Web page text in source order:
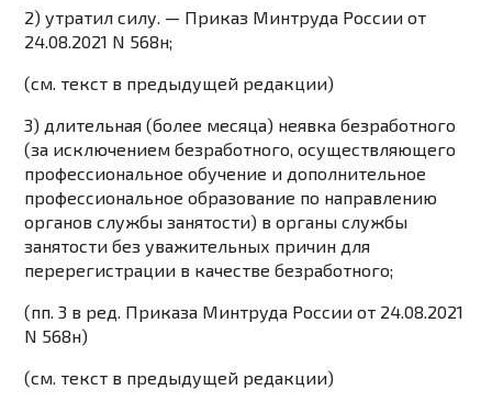
2) утратил силу. — Приказ Минтруда России от
24.08.2021 N 568н;
(см. текст в предыдущей редакции)
3) длительная (более месяца) неявка безработного
(за исключением безработного, осуществляющего
профессиональное обучение и дополнительное
профессиональное образование по направлению
органов службы занятости) в органы службы
занятости без уважительных причин для
перерегистрации в качестве безработного;
(пп. 3 в ред. Приказа Минтруда России от 24.08.2021
N 568н)
(см. текст в предыдущей редакции)